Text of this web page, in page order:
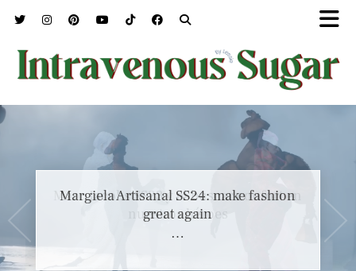
Marc Jacobs SS23 y el buscar confort en
nuestros héroes
…